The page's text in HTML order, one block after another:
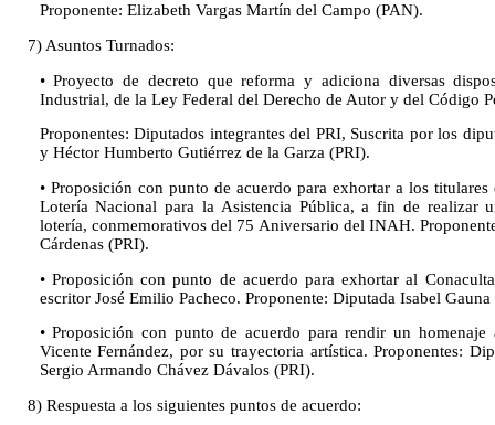
Proponente: Elizabeth Vargas Martín del Campo (PAN).
7) Asuntos Turnados:
• Proyecto de decreto que reforma y adiciona diversas
Industrial, de la Ley Federal del Derecho de Autor y del Código
Proponentes: Diputados integrantes del PRI, Suscrita por los
y Héctor Humberto Gutiérrez de la Garza (PRI).
• Proposición con punto de acuerdo para exhortar a los
Lotería Nacional para la Asistencia Pública, a fin de realizar
lotería, conmemorativos del 75 Aniversario del INAH.
Cárdenas (PRI).
• Proposición con punto de acuerdo para exhortar al
escritor José Emilio Pacheco. Proponente: Diputada Isabel
• Proposición con punto de acuerdo para rendir un
Vicente Fernández, por su trayectoria artística. Proponentes:
Sergio Armando Chávez Dávalos (PRI).
8) Respuesta a los siguientes puntos de acuerdo: